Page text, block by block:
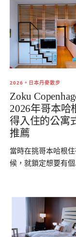
2026。日本丹麥散步
Zoku
2026年哥本哈
得入住的公寓
推薦
當時在挑哥本哈根
候，就鎖定想要有個